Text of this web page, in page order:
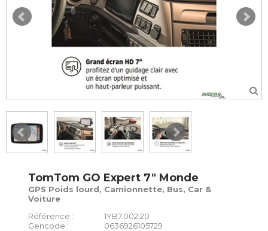
TomTom GO Expert 7" Monde
GPS Poids lourd, Camionnette, Bus, Car &
Voiture
Référence :
1YB7.002.20
Gencode :
0636926105729